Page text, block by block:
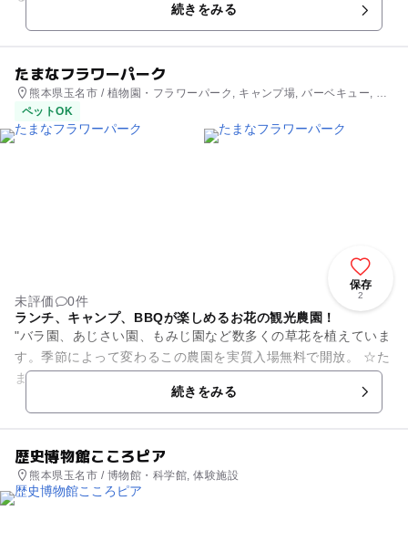
農業用水として利用され...続きをみる
たまなフラワーパーク
熊本県玉名市 / 植物園・フラワーパーク, キャンプ場, バーベキュー, レ
ストラン・カフェ
ペットOK
保存
2
未評価
0件
ランチ、キャンプ、BBQが楽しめるお花の観光農園！
"バラ園、あじさい園、もみじ園など数多くの草花を植えていま
す。季節によって変わるこの農園を実質入場無料で開放。 ☆た
まなフラワーパークで通年できること☆ 【お花の散策】 花園
続きをみる
歴史博物館こころピア
熊本県玉名市 / 博物館・科学館, 体験施設